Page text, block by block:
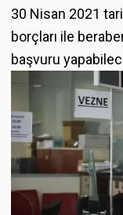
30 Nisan 2021
borçları ile
başvuru